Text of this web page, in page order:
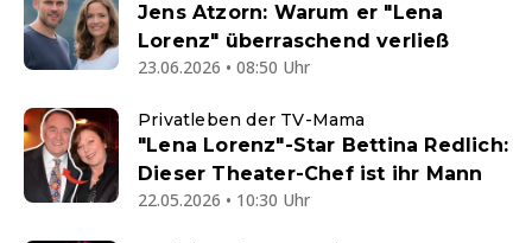
Jens Atzorn: Warum er "Lena
Lorenz" überraschend verließ
23.06.2026 • 08:50 Uhr
Privatleben der TV-Mama
"Lena Lorenz"-Star Bettina Redlich:
Dieser Theater-Chef ist ihr Mann
22.05.2026 • 10:30 Uhr